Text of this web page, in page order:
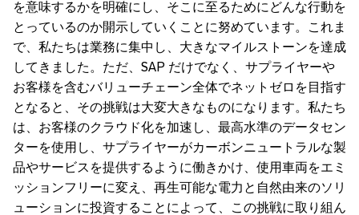
を意味するかを明確にし、そこに至るためにどんな行動を
とっているのか開示していくことに努めています。これま
で、私たちは業務に集中し、大きなマイルストーンを達成
してきました。ただ、SAP だけでなく、サプライヤーや
お客様を含むバリューチェーン全体でネットゼロを目指す
となると、その挑戦は大変大きなものになります。私たち
は、お客様のクラウド化を加速し、最高水準のデータセン
ターを使用し、サプライヤーがカーボンニュートラルな製
品やサービスを提供するように働きかけ、使用車両をエミ
ッションフリーに変え、再生可能な電力と自然由来のソリ
ューションに投資することによって、この挑戦に取り組ん